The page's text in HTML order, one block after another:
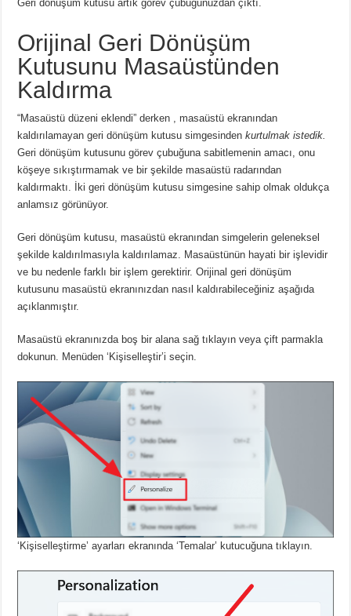
Geri dönüşüm kutusu artık görev çubuğunuzdan çıktı.
Orijinal Geri Dönüşüm
Kutusunu Masaüstünden
Kaldırma
“Masaüstü düzeni eklendi” derken , masaüstü ekranından
kaldırılamayan geri dönüşüm kutusu simgesindenkurtulmak istedik.
Geri dönüşüm kutusunu görev çubuğuna sabitlemenin amacı, onu
köşeye sıkıştırmamak ve bir şekilde masaüstü radarından
kaldırmaktı.
İki geri dönüşüm kutusu simgesine sahip olmak oldukça
anlamsız görünüyor.
Geri dönüşüm kutusu, masaüstü ekranından simgelerin geleneksel
şekilde kaldırılmasıyla kaldırılamaz. Masaüstünün hayati bir işlevidir
ve bu nedenle farklı bir işlem gerektirir.Orijinal geri dönüşüm
kutusunu masaüstü ekranınızdan nasıl kaldırabileceğiniz aşağıda
açıklanmıştır.
Masaüstü ekranınızda boş bir alana sağ tıklayın veya çift parmakla
dokunun. Menüden ‘Kişiselleştir’i seçin.
‘Kişiselleştirme’ ayarları ekranında ‘Temalar’ kutucuğuna tıklayın.